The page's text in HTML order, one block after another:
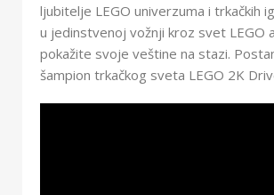
ljubitelje LEGO univerzuma i trkačkih
u jedinstvenoj vožnji kroz svet LEGO
pokažite svoje veštine na stazi.
šampion trkačkog sveta LEGO 2K